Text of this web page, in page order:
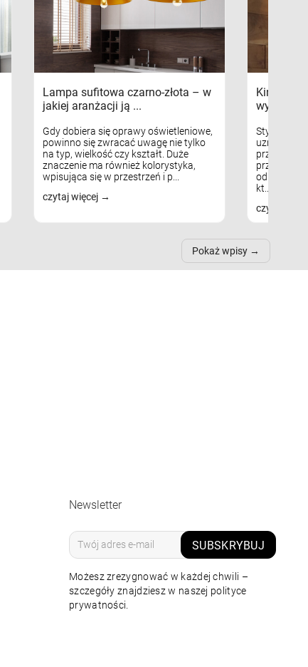
Lampa sufitowa czarno-złota – w
jakiej aranżacji ją ...
Gdy dobiera się oprawy oświetleniowe,
powinno się zwracać uwagę nie tylko
na typ, wielkość czy kształt. Duże
znaczenie ma również kolorystyka,
wpisująca się w przestrzeń i p...
czytaj więcej
Kinkiety
Styl
uznaniem
kt...
czytaj
Pokaż wpisy
Newsletter
SUBSKRYBUJ
Możesz zrezygnować w każdej chwili –
szczegóły znajdziesz w naszej polityce
prywatności.